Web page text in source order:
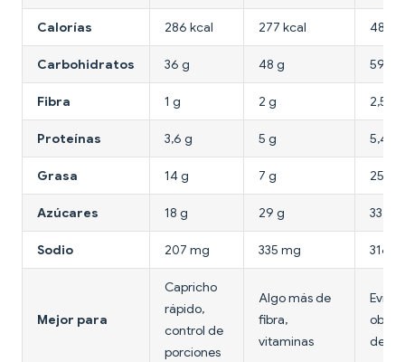
Calorías 286 kcal 277 kcal 488
Carbohidratos 36 g 48 g 59 g
Fibra 1 g 2 g 2,5 g
Proteínas 3,6 g 5 g 5,4 g
Grasa 14 g 7 g 25 g
Azúcares 18 g 29 g 33 g
Sodio 207 mg 335 mg 316
Mejor para
Capricho
rápido,
control de
porciones
Algo más de
fibra,
vitaminas
Evitar
de